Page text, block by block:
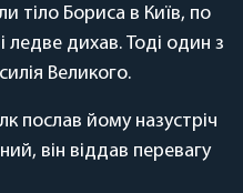
тіло Бориса в Київ, по
ледве дихав. Тоді один з
Великого.
послав йому назустріч
він віддав перевагу